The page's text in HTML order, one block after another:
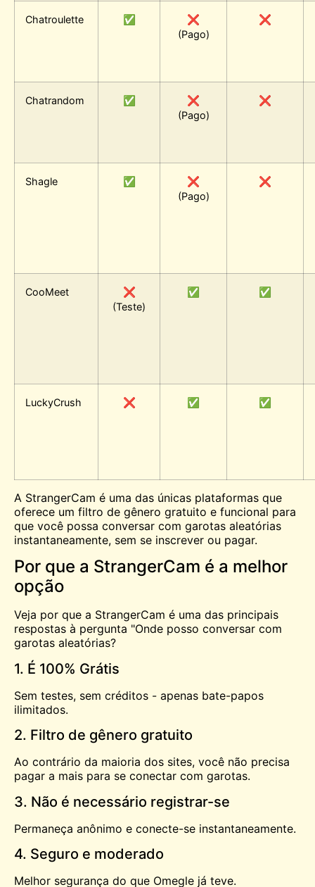
Chatroulette ✅
❌
(Pago)
❌
Chatrandom ✅
❌
(Pago)
❌
Shagle ✅
❌
(Pago)
❌
CooMeet
❌
(Teste)
✅ ✅
LuckyCrush ❌ ✅ ✅
A StrangerCam é uma das únicas plataformas que
oferece um filtro de gênero gratuito e funcional para
que você possa conversar com garotas aleatórias
instantaneamente, sem se inscrever ou pagar.
Por que a StrangerCam é a melhor
opção
Veja por que a StrangerCam é uma das principais
respostas à pergunta "Onde posso conversar com
garotas aleatórias?
1. É 100% Grátis
Sem testes, sem créditos - apenas bate-papos
ilimitados.
2. Filtro de gênero gratuito
Ao contrário da maioria dos sites, você não precisa
pagar a mais para se conectar com garotas.
3. Não é necessário registrar-se
Permaneça anônimo e conecte-se instantaneamente.
4. Seguro e moderado
Melhor segurança do que Omegle já teve.